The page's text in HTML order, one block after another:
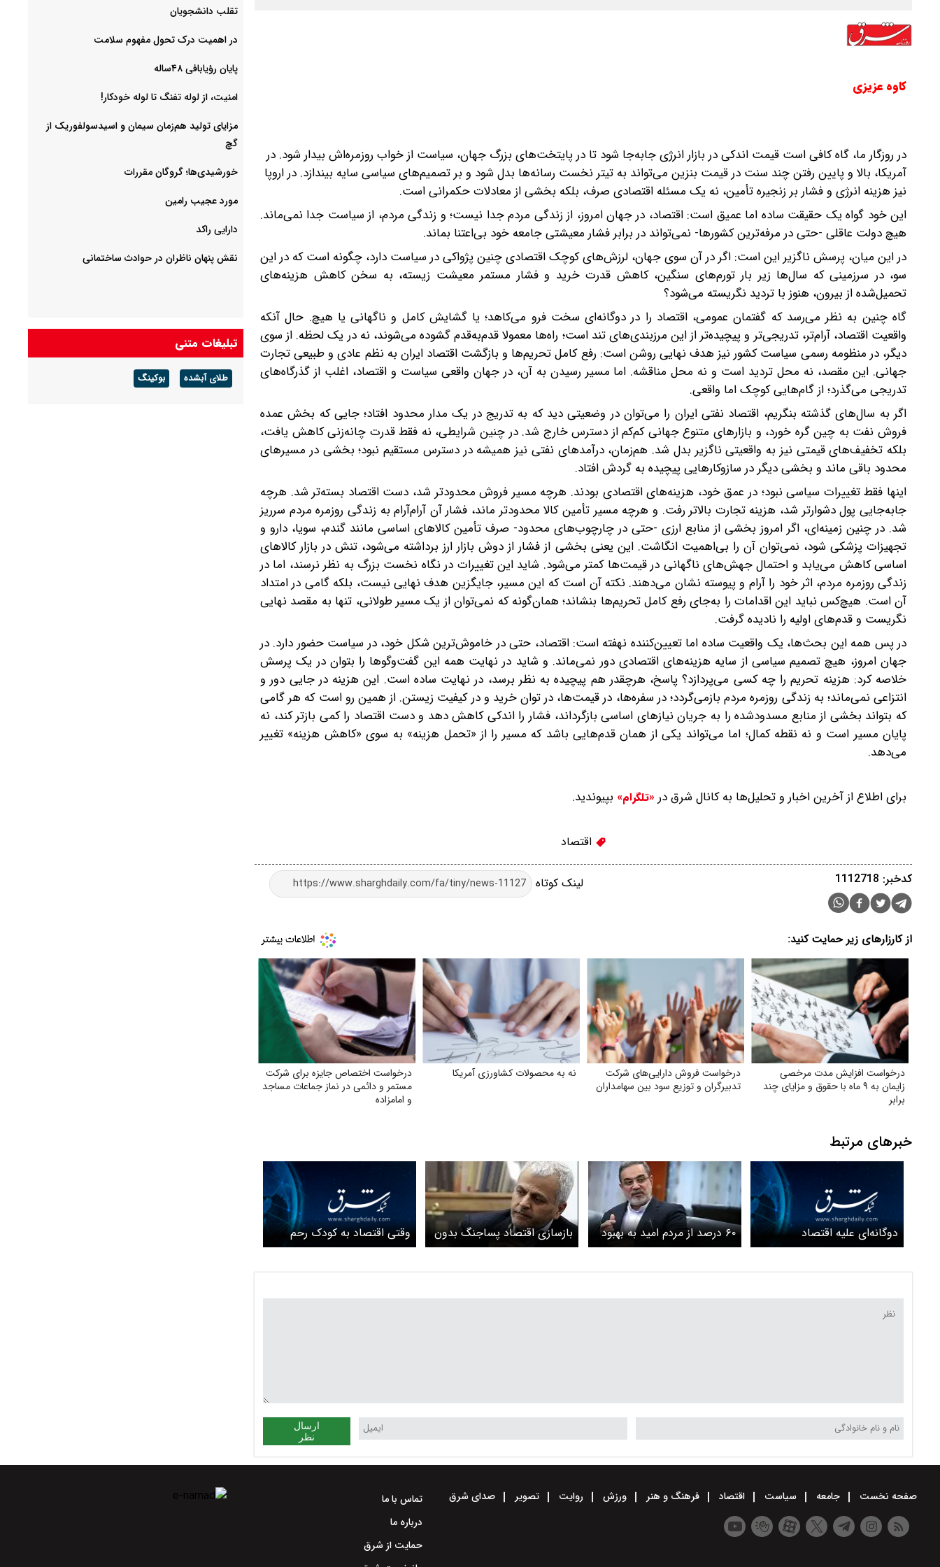
کاوه عزیزی
در روزگار ما، گاه کافی است قیمت اندکی در بازار انرژی جابه‌جا شود تا در پایتخت‌های بزرگ جهان، سیاست از خواب روزمره‌اش بیدار شود. در
آمریکا، بالا و پایین رفتن چند سنت در قیمت بنزین می‌تواند به تیتر نخست رسانه‌ها بدل شود و بر تصمیم‌های سیاسی سایه بیندازد. در اروپا
نیز‌ هزینه انرژی و فشار بر زنجیره تأمین، نه یک مسئله اقتصادی صرف، بلکه بخشی از معادلات حکمرانی است.
این خود گواه یک حقیقت ساده اما عمیق است: اقتصاد، در جهان امروز، از زندگی مردم جدا نیست؛ و زندگی مردم، از سیاست جدا نمی‌ماند.
هیچ دولت عاقلی -حتی در مرفه‌ترین کشورها- نمی‌تواند در برابر فشار معیشتی جامعه خود بی‌اعتنا بماند.
در این میان، پرسش ناگزیر این است: اگر در آن سوی جهان، لرزش‌های کوچک اقتصادی چنین پژواکی در سیاست دارد، چگونه است که در این‌
سو، در سرزمینی که سال‌ها زیر بار تورم‌های سنگین، کاهش قدرت خرید و فشار مستمر معیشت زیسته، به سخن کاهش هزینه‌های
تحمیل‌شده از بیرون، هنوز با تردید نگریسته می‌شود؟
گاه چنین به نظر می‌رسد که گفتمان عمومی، اقتصاد را در دوگانه‌ای سخت فرو می‌کاهد؛ یا گشایش کامل و ناگهانی‌ یا هیچ. حال آنکه
واقعیت اقتصاد، آرام‌تر، تدریجی‌تر و پیچیده‌تر از این مرزبندی‌های تند است؛ راه‌ها معمولا قدم‌به‌قدم گشوده می‌شوند، نه در یک لحظه. از سوی
دیگر، در منظومه رسمی سیاست کشور نیز هدف نهایی روشن است: رفع کامل تحریم‌ها و بازگشت اقتصاد ایران به نظم عادی و طبیعی تجارت
جهانی. این مقصد، نه محل تردید است و نه محل مناقشه. اما مسیر رسیدن به آن، در جهان واقعی سیاست و اقتصاد، اغلب از گذرگاه‌های
تدریجی می‌گذرد؛ از گام‌هایی کوچک اما واقعی.
اگر به سال‌های گذشته بنگریم، اقتصاد نفتی ایران را می‌توان در وضعیتی دید که به تدریج در یک مدار محدود افتاد؛ جایی که بخش عمده
فروش نفت به چین گره خورد، و بازارهای متنوع جهانی کم‌کم از دسترس خارج شد. در چنین شرایطی، نه فقط قدرت چانه‌زنی کاهش یافت،
بلکه تخفیف‌های قیمتی نیز به واقعیتی ناگزیر بدل شد. هم‌زمان، درآمدهای نفتی نیز همیشه در دسترس مستقیم نبود؛ بخشی در مسیرهای
محدود باقی ماند و بخشی دیگر در سازوکارهایی پیچیده به گردش افتاد.
اینها فقط تغییرات سیاسی نبود؛ در عمق خود، هزینه‌های اقتصادی بودند. هرچه مسیر فروش محدودتر شد، دست اقتصاد بسته‌تر شد. هرچه
جابه‌جایی پول دشوارتر شد، هزینه تجارت بالاتر رفت. و هرچه مسیر تأمین کالا محدودتر ماند، فشار آن آرام‌آرام به زندگی روزمره مردم سرریز
شد. در چنین زمینه‌ای، اگر امروز بخشی از منابع ارزی -حتی در چارچوب‌های محدود- صرف تأمین کالاهای اساسی مانند گندم، سویا، دارو و
تجهیزات پزشکی شود، نمی‌توان آن را بی‌اهمیت انگاشت. این یعنی بخشی از فشار از دوش بازار ارز برداشته می‌شود، تنش در بازار کالاهای
اساسی کاهش می‌یابد‌ و احتمال جهش‌های ناگهانی در قیمت‌ها کمتر می‌شود. شاید این تغییرات در نگاه نخست بزرگ به نظر نرسند، اما در
زندگی روزمره مردم، اثر خود را آرام و پیوسته نشان می‌دهند. نکته آن است که این مسیر، جایگزین هدف نهایی نیست، بلکه گامی در امتداد
آن است. هیچ‌کس نباید این اقدامات را به‌جای رفع کامل تحریم‌ها بنشاند؛ همان‌گونه که نمی‌توان از یک مسیر طولانی، تنها به مقصد نهایی
نگریست و قدم‌های اولیه را نادیده گرفت.
در پس همه این بحث‌ها، یک واقعیت ساده اما تعیین‌کننده نهفته است: اقتصاد، حتی در خاموش‌ترین شکل خود، در سیاست حضور دارد. در
جهان امروز، هیچ تصمیم سیاسی از سایه هزینه‌های اقتصادی دور نمی‌ماند. و شاید در نهایت‌ همه این گفت‌وگوها را بتوان در یک پرسش
خلاصه کرد: هزینه تحریم را چه کسی می‌پردازد؟ پاسخ، هرچقدر هم پیچیده به نظر برسد، در نهایت ساده است. این هزینه در جایی دور و
انتزاعی نمی‌ماند؛ به زندگی روزمره مردم بازمی‌گردد؛ ‌در سفره‌ها، در قیمت‌ها، در توان خرید‌ و در کیفیت زیستن. از همین رو است که هر گامی
که بتواند بخشی از منابع مسدود‌شده را به جریان نیازهای اساسی بازگرداند، فشار را اندکی کاهش دهد و دست اقتصاد را کمی بازتر کند، نه
پایان مسیر است و نه نقطه کمال؛ اما می‌تواند یکی از همان قدم‌هایی باشد که مسیر را از «تحمل هزینه» به سوی «کاهش هزینه» تغییر
می‌دهد.
برای اطلاع از آخرین اخبار و تحلیل‌ها به کانال شرق در «تلگرام» بپیوندید.
اقتصاد
لینک کوتاه کدخبر: 1112718
از کارزارهای زیر حمایت کنید:
درخواست افزایش مدت مرخصی
زایمان به ۹ ماه با حقوق و مزایای چند
برابر
درخواست فروش دارایی‌های شرکت
تدبیرگران و توزیع سود بین سهامداران
نه به محصولات کشاورزی آمریکا
درخواست اختصاص جایزه برای شرکت
مستمر و دائمی در نماز جماعات مساجد
و امامزاده
خبرهای مرتبط
دوگانه‌ای علیه اقتصاد
۶۰ درصد از مردم امید به بهبود
شرایط آینده ندارند
بازسازی اقتصاد پساجنگ بدون
مشارکت بخش خصوصی ممکن
وقتی اقتصاد به کودک رحم
نمی‌کند
ارسال
نظر
‌تقلب دانشجویان
در اهمیت درک تحول مفهوم سلامت
پایان رؤیابافی ۴۸ساله
امنیت، از لوله تفنگ تا ‌لوله خودکار!
مزایای تولید هم‌زمان سیمان و اسیدسولفوریک از
گچ
خورشیدی‌ها؛ گروگان مقررات
مورد عجیب رامین
دارایی راکد
نقش پنهان ناظران در حوادث ساختمانی
تبلیغات متنی
طلای آبشده بوکینگ
صفحه نخست جامعه سیاست اقتصاد فرهنگ و هنر ورزش روایت تصویر صدای شرق
تماس با ما
درباره ما
حمایت از شرق